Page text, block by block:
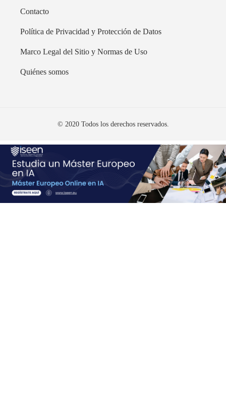
Contacto
Política de Privacidad y Protección de Datos
Marco Legal del Sitio y Normas de Uso
Quiénes somos
© 2020 Todos los derechos reservados.